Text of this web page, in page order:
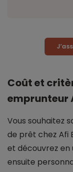
Coût et
emprunteur
Vous souhaitez
de prêt chez Afi
et découvrez en
ensuite